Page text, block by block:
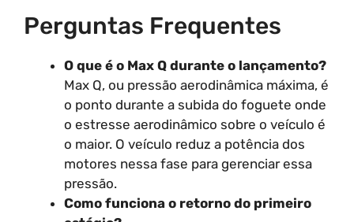
Perguntas Frequentes
O que é o Max Q durante o lançamento?
Max Q, ou pressão aerodinâmica máxima, é
o ponto durante a subida do foguete onde
o estresse aerodinâmico sobre o veículo é
o maior. O veículo reduz a potência dos
motores nessa fase para gerenciar essa
pressão.
Como funciona o retorno do primeiro